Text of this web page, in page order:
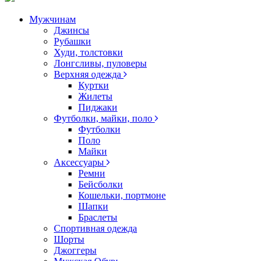
Мужчинам
Джинсы
Рубашки
Худи, толстовки
Лонгсливы, пуловеры
Верхняя одежда
Куртки
Жилеты
Пиджаки
Футболки, майки, поло
Футболки
Поло
Майки
Аксессуары
Ремни
Бейсболки
Кошельки, портмоне
Шапки
Браслеты
Спортивная одежда
Шорты
Джоггеры